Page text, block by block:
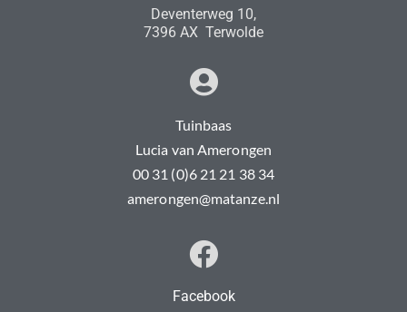
Deventerweg 10,
7396 AX Terwolde
Tuinbaas
Lucia van Amerongen
00 31 (0)6 21 21 38 34
amerongen@matanze.nl
Facebook